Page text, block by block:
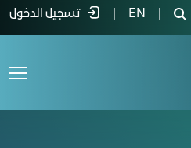
جدة
EN تسجيل الدخول